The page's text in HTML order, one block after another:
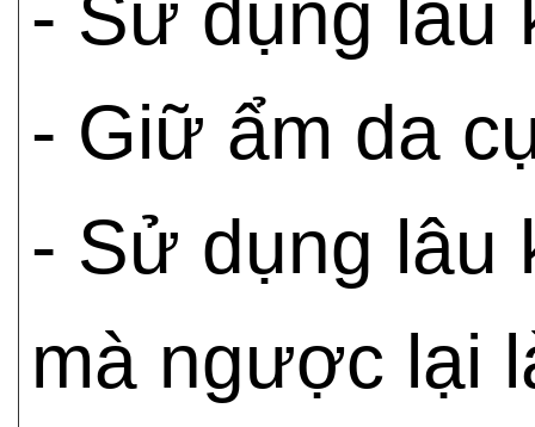
- Sử dụng lâu
- Giữ ẩm da
- Sử dụng lâu
mà ngược lại